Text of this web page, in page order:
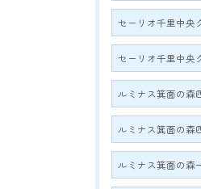
セーリオ千里中央
セーリオ千里中
ルミナス箕面の森
ルミナス箕面の
ルミナス箕面の森